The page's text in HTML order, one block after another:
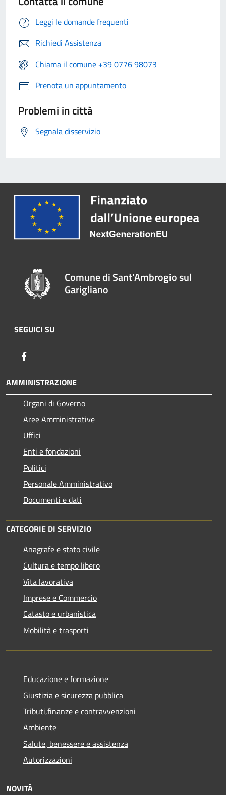
Leggi le domande frequenti
Richiedi Assistenza
Chiama il comune +39 0776 98073
Prenota un appuntamento
Problemi in città
Segnala disservizio
Comune di Sant'Ambrogio sul
Garigliano
SEGUICI SU
AMMINISTRAZIONE
Organi di Governo
Aree Amministrative
Uffici
Enti e fondazioni
Politici
Personale Amministrativo
Documenti e dati
CATEGORIE DI SERVIZIO
Anagrafe e stato civile
Cultura e tempo libero
Vita lavorativa
Imprese e Commercio
Catasto e urbanistica
Mobilità e trasporti
Educazione e formazione
Giustizia e sicurezza pubblica
Tributi,finanze e contravvenzioni
Ambiente
Salute, benessere e assistenza
Autorizzazioni
NOVITÀ